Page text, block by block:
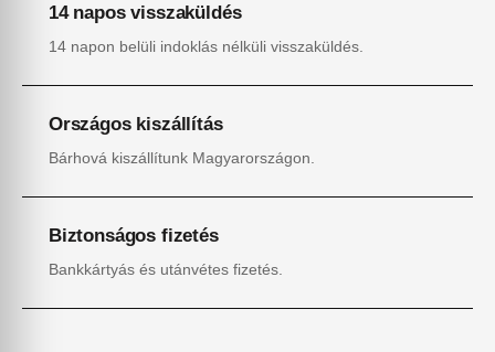
14 napos visszaküldés
14 napon belüli indoklás nélküli visszaküldés.
Országos kiszállítás
Bárhová kiszállítunk Magyarországon.
Biztonságos fizetés
Bankkártyás és utánvétes fizetés.